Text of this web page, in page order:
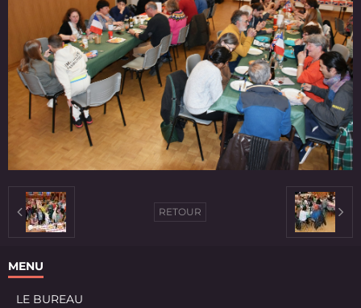
RETOUR
MENU
LE BUREAU